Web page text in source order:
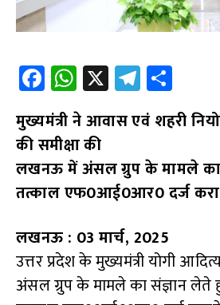
Fa
ce
b
o
o
k
W
h
at
s
A
p
p
X Te
le
gr
a
m
h
ar
e
मुख्यमंत्री ने आवास एवं शहरी
की समीक्षा की
लखनऊ में अंसल ग्रुप के मामले का
तत्काल एफ0आई0आर0 दर्ज
लखनऊ : 03 मार्च, 2025
उत्तर प्रदेश के मुख्यमंत्री योगी
अंसल ग्रुप के मामले का संज्ञान लेते